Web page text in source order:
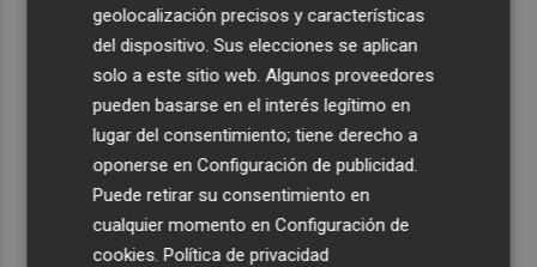
geolocalización precisos y características
del dispositivo. Sus elecciones se aplican
solo a este sitio web. Algunos proveedores
pueden basarse en el interés legítimo en
lugar del consentimiento; tiene derecho a
oponerse enConfiguración de publicidad.
Puede retirar su consentimiento en
cualquier momento enConfiguración de
cookies.Política de privacidad